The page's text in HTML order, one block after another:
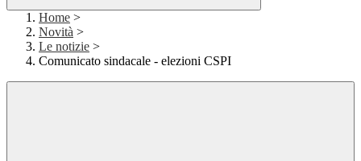
Home >
Novità >
Le notizie >
Comunicato sindacale - elezioni CSPI